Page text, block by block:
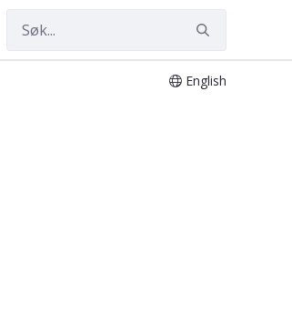
English